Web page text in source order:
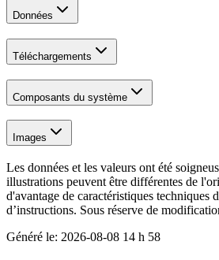
Données
Téléchargements
Composants du système
Images
Les données et les valeurs ont été
illustrations peuvent être différentes de
d'avantage de caractéristiques techniques
d’instructions. Sous réserve de
Généré le: 2026-08-08 14 h 58